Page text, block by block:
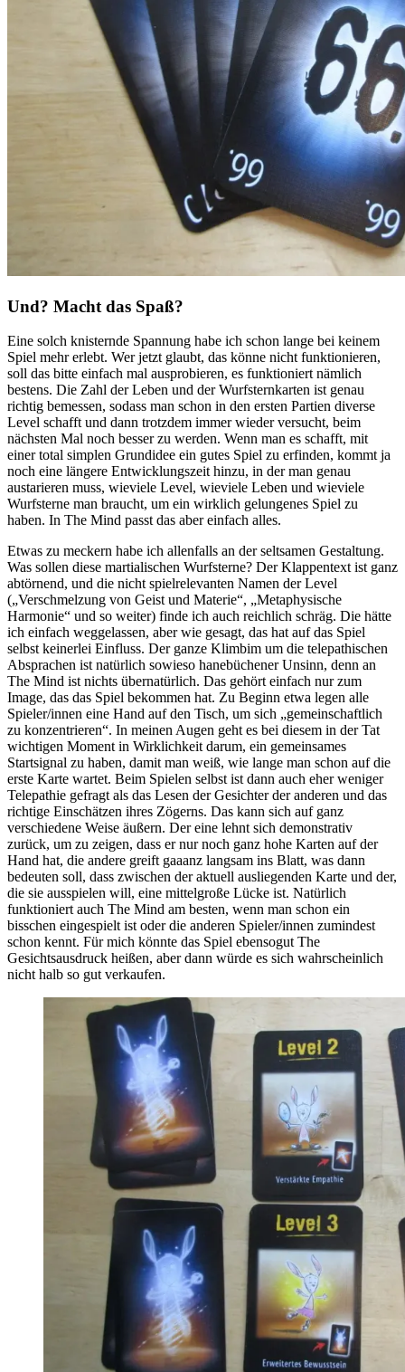
Und? Macht das Spaß?
Eine solch knisternde Spannung habe ich schon lange bei keinem
Spiel mehr erlebt. Wer jetzt glaubt, das könne nicht funktionieren,
soll das bitte einfach mal ausprobieren, es funktioniert nämlich
bestens. Die Zahl der Leben und der Wurfsternkarten ist genau
richtig bemessen, sodass man schon in den ersten Partien diverse
Level schafft und dann trotzdem immer wieder versucht, beim
nächsten Mal noch besser zu werden. Wenn man es schafft, mit
einer total simplen Grundidee ein gutes Spiel zu erfinden, kommt ja
noch eine längere Entwicklungszeit hinzu, in der man genau
austarieren muss, wieviele Level, wieviele Leben und wieviele
Wurfsterne man braucht, um ein wirklich gelungenes Spiel zu
haben. In The Mind passt das aber einfach alles.
Etwas zu meckern habe ich allenfalls an der seltsamen Gestaltung.
Was sollen diese martialischen Wurfsterne? Der Klappentext ist ganz
abtörnend, und die nicht spielrelevanten Namen der Level
(„Verschmelzung von Geist und Materie“, „Metaphysische
Harmonie“ und so weiter) finde ich auch reichlich schräg. Die hätte
ich einfach weggelassen, aber wie gesagt, das hat auf das Spiel
selbst keinerlei Einfluss. Der ganze Klimbim um die telepathischen
Absprachen ist natürlich sowieso hanebüchener Unsinn, denn an
The Mind ist nichts übernatürlich. Das gehört einfach nur zum
Image, das das Spiel bekommen hat. Zu Beginn etwa legen alle
Spieler/innen eine Hand auf den Tisch, um sich „gemeinschaftlich
zu konzentrieren“. In meinen Augen geht es bei diesem in der Tat
wichtigen Moment in Wirklichkeit darum, ein gemeinsames
Startsignal zu haben, damit man weiß, wie lange man schon auf die
erste Karte wartet. Beim Spielen selbst ist dann auch eher weniger
Telepathie gefragt als das Lesen der Gesichter der anderen und das
richtige Einschätzen ihres Zögerns. Das kann sich auf ganz
verschiedene Weise äußern. Der eine lehnt sich demonstrativ
zurück, um zu zeigen, dass er nur noch ganz hohe Karten auf der
Hand hat, die andere greift gaaanz langsam ins Blatt, was dann
bedeuten soll, dass zwischen der aktuell ausliegenden Karte und der,
die sie ausspielen will, eine mittelgroße Lücke ist. Natürlich
funktioniert auch The Mind am besten, wenn man schon ein
bisschen eingespielt ist oder die anderen Spieler/innen zumindest
schon kennt. Für mich könnte das Spiel ebensogut The
Gesichtsausdruck heißen, aber dann würde es sich wahrscheinlich
nicht halb so gut verkaufen.